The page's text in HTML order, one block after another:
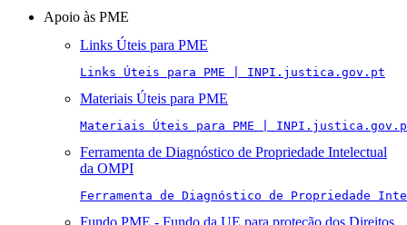
Apoio às PME
Links Úteis para PME
Links Úteis para PME | INPI.justica.gov.pt
Materiais Úteis para PME
Materiais Úteis para PME |
Ferramenta de Diagnóstico de Propriedade Intelectual
da OMPI
Ferramenta de Diagnóstico de Propriedade
Fundo PME - Fundo da UE para proteção dos Direitos